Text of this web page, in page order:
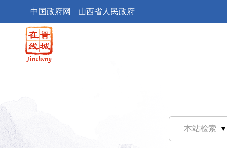
中国政府网 山西省人民政府
本站检索